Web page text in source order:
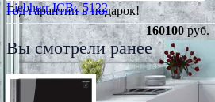
Год гарантии в подарок!
Liebherr ICBc 5122
160100руб.
Вы смотрели ранее